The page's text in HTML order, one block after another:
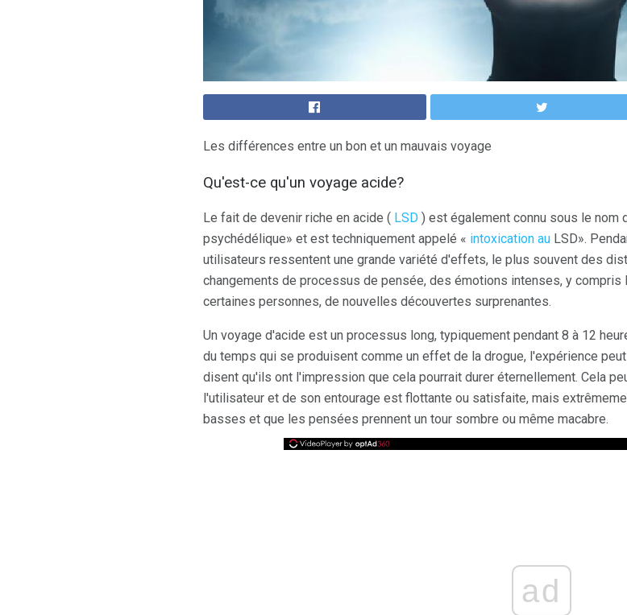
Les différences entre un bon et un mauvais voyage
Qu'est-ce qu'un voyage acide?
Le fait de devenir riche en acide ( LSD ) est également connu sous le nom
psychédélique» et est techniquement appelé « intoxication au LSD».
utilisateurs ressentent une grande variété d'effets, le plus souvent des
changements de processus de pensée, des émotions intenses, y compris
certaines personnes, de nouvelles découvertes surprenantes.
Un voyage d'acide est un processus long, typiquement pendant 8 à 12
du temps qui se produisent comme un effet de la drogue, l'expérience
disent qu'ils ont l'impression que cela pourrait durer éternellement. Cela
l'utilisateur et de son entourage est flottante ou satisfaite, mais
basses et que les pensées prennent un tour sombre ou même macabre.
ad